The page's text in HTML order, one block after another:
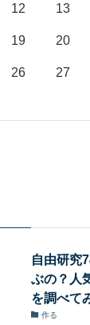
12 13
19 20
26 27
自由研究
ぶの？人
を調べて
作る